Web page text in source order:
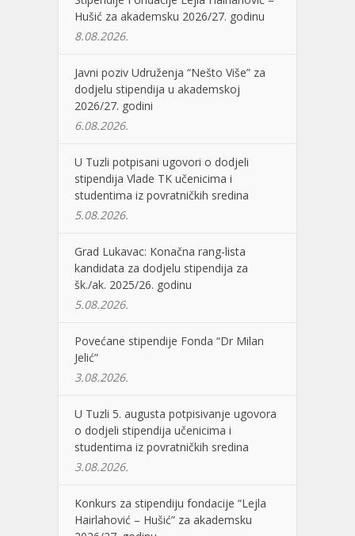
Hušić za akademsku 2026/27. godinu
8.08.2026.
Javni poziv Udruženja “Nešto Više” za
dodjelu stipendija u akademskoj
2026/27. godini
6.08.2026.
U Tuzli potpisani ugovori o dodjeli
stipendija Vlade TK učenicima i
studentima iz povratničkih sredina
5.08.2026.
Grad Lukavac: Konačna rang-lista
kandidata za dodjelu stipendija za
šk./ak. 2025/26. godinu
5.08.2026.
Povećane stipendije Fonda “Dr Milan
Jelić”
3.08.2026.
U Tuzli 5. augusta potpisivanje ugovora
o dodjeli stipendija učenicima i
studentima iz povratničkih sredina
3.08.2026.
Konkurs za stipendiju fondacije “Lejla
Hairlahović – Hušić” za akademsku